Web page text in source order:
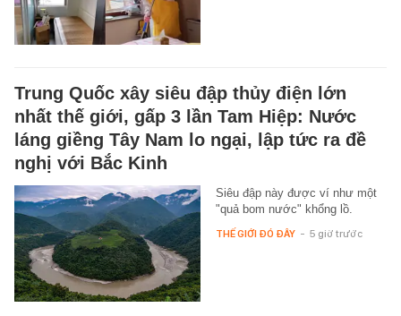
Trung Quốc xây siêu đập thủy điện lớn
nhất thế giới, gấp 3 lần Tam Hiệp: Nước
láng giềng Tây Nam lo ngại, lập tức ra đề
nghị với Bắc Kinh
Siêu đập này được ví như một
"quả bom nước" khổng lồ.
THẾ GIỚI ĐÓ ĐÂY - 5 giờ trước